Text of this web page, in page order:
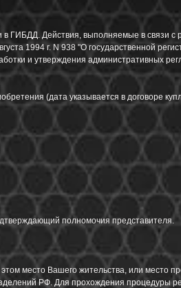
Действия, выполняемые в связи с
1994 г. N 938 "О государственной
и утверждения административных
(дата указывается в договоре
полномочия представителя.
место Вашего жительства, или место
РФ. Для прохождения процедуры